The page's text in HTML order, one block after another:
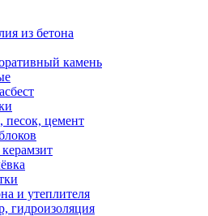
из бетона
камень
песок, цемент
и утеплителя
гидроизоляция